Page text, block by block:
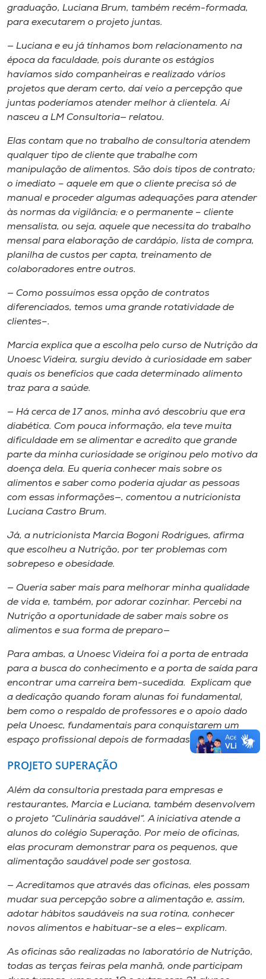
graduação, Luciana Brum, também recém-formada,
para executarem o projeto juntas.
— Luciana e eu já tínhamos bom relacionamento na
época da faculdade, pois durante os estágios
havíamos sido companheiras e realizado vários
projetos que deram certo, daí veio a percepção que
juntas poderíamos atender melhor à clientela. Aí
nasceu a LM Consultoria— relatou.
Elas contam que no trabalho de consultoria atendem
qualquer tipo de cliente que trabalhe com
manipulação de alimentos. São dois tipos de contrato;
o imediato – aquele em que o cliente precisa só de
manual e proceder algumas adequações para atender
às normas da vigilância; e o permanente – cliente
mensalista, ou seja, aquele que necessita do trabalho
mensal para elaboração de cardápio, lista de compra,
planilha de custos per capta, treinamento de
colaboradores entre outros.
— Como possuímos essa opção de contratos
diferenciados, temos uma grande rotatividade de
clientes–.
Marcia explica que a escolha pelo curso de Nutrição da
Unoesc Videira, surgiu devido à curiosidade em saber
quais os benefícios que cada determinado alimento
traz para a saúde.
— Há cerca de 17 anos, minha avó descobriu que era
diabética. Com pouca informação, ela teve muita
dificuldade em se alimentar e acredito que grande
parte da minha curiosidade se originou pelo motivo da
doença dela. Eu queria conhecer mais sobre os
alimentos e saber como poderia ajudar as pessoas
com essas informações—, comentou a nutricionista
Luciana Castro Brum.
Já, a nutricionista Marcia Bogoni Rodrigues, afirma
que escolheu a Nutrição, por ter problemas com
sobrepeso e obesidade.
— Queria saber mais para melhorar minha qualidade
de vida e, também, por adorar cozinhar. Percebi na
Nutrição a oportunidade de saber mais sobre os
alimentos e sua forma de preparo—
Para ambas, a Unoesc Videira foi a porta de entrada
para a busca do conhecimento e a porta de saída para
encontrar uma carreira bem-sucedida. Explicam que
a dedicação quando foram alunas foi fundamental,
bem como o respaldo de professores e o apoio dado
pela Unoesc, fundamentais para conquistarem um
espaço profissional depois de formadas.
PROJETO SUPERAÇÃO
Além da consultoria prestada para empresas e
restaurantes, Marcia e Luciana, também desenvolvem
o projeto “Culinária saudável”. A iniciativa atende a
alunos do colégio Superação. Por meio de oficinas,
elas procuram demonstrar para os pequenos, que
alimentação saudável pode ser gostosa.
— Acreditamos que através das oficinas, eles possam
mudar sua percepção sobre a alimentação e, assim,
adotar hábitos saudáveis na sua rotina, conhecer
novos alimentos e habituar-se a eles— explicam.
As oficinas são realizadas no laboratório de Nutrição,
todas as terças feiras pela manhã, onde participam